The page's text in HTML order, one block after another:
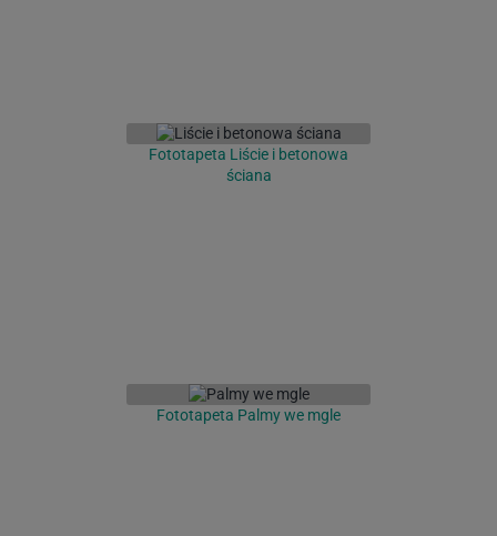
Fototapeta Liście i betonowa
ściana
Fototapeta Palmy we mgle